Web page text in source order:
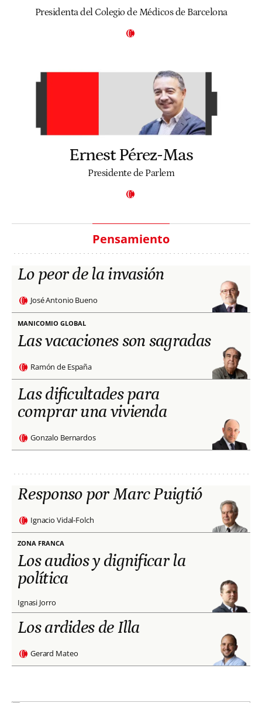
Presidenta del Colegio de Médicos de Barcelona
Ernest Pérez-Mas
Presidente de Parlem
Pensamiento
Lo peor de la invasión
José Antonio Bueno
MANICOMIO GLOBAL
Las vacaciones son sagradas
Ramón de España
Las dificultades para
comprar una vivienda
Gonzalo Bernardos
Responso por Marc Puigtió
Ignacio Vidal-Folch
ZONA FRANCA
Los audios y dignificar la
política
Ignasi Jorro
Los ardides de Illa
Gerard Mateo